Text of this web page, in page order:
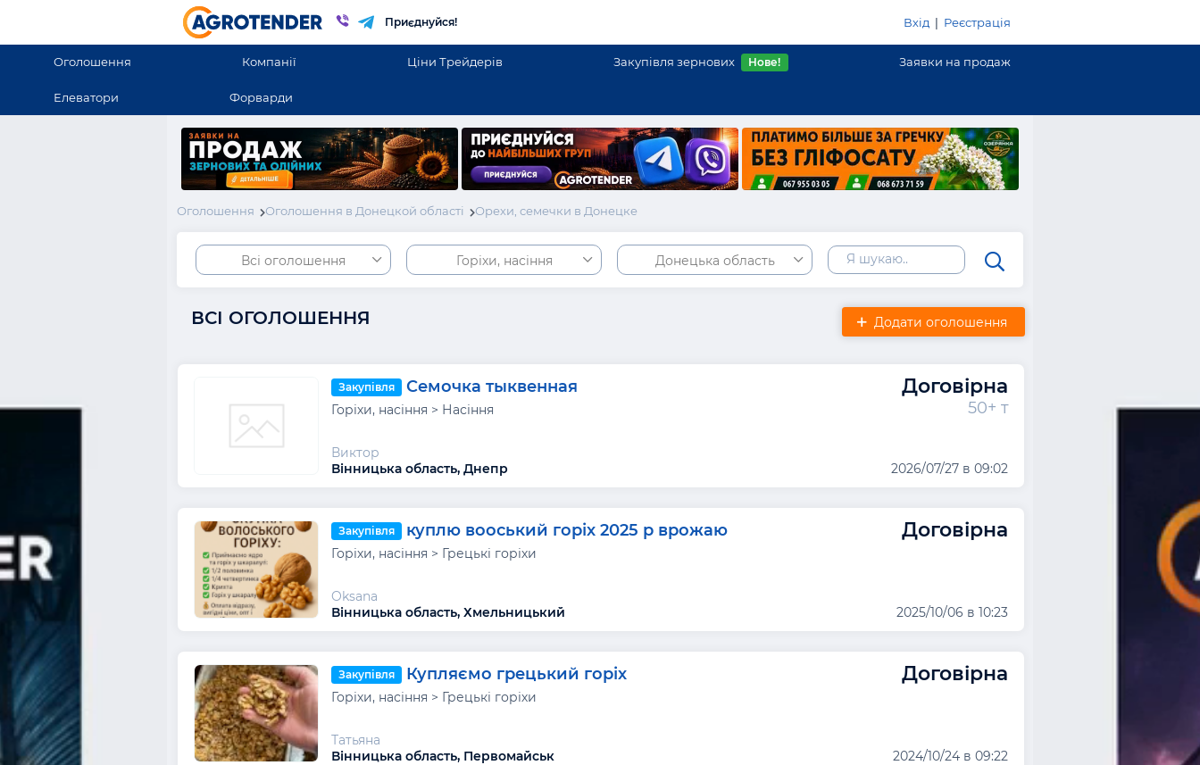
Приєднуйся! Вхід | Реєстрація
Оголошення Компанії Ціни Трейдерів Закупівля зернових Нове! Заявки на продаж
Елеватори Форварди
Оголошення Оголошення в Донецкой області Орехи, семечки в Донецке
Всі оголошення Горіхи, насіння Донецька область
Додати оголошення
ВСІ ОГОЛОШЕННЯ
Закупівля Семочка тыквенная Договірна
Горіхи, насіння > Насіння 50+ т
Виктор
Вінницька область, Днепр
2026/07/27 в 09:02
Закупівля куплю вооський горіх 2025 р врожаю Договірна
Горіхи, насіння > Грецькі горіхи
Oksana
Вінницька область, Хмельницький
2025/10/06 в 10:23
Закупівля Купляємо грецький горіх Договірна
Горіхи, насіння > Грецькі горіхи
Татьяна
Вінницька область, Первомайськ
2024/10/24 в 09:22